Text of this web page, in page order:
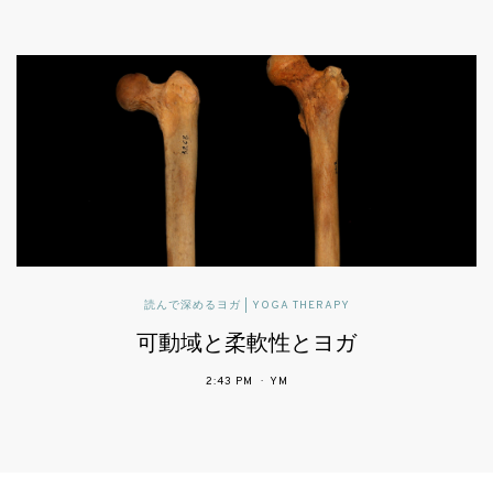
読んで深めるヨガ | YOGA THERAPY
可動域と柔軟性とヨガ
2:43 PM YM